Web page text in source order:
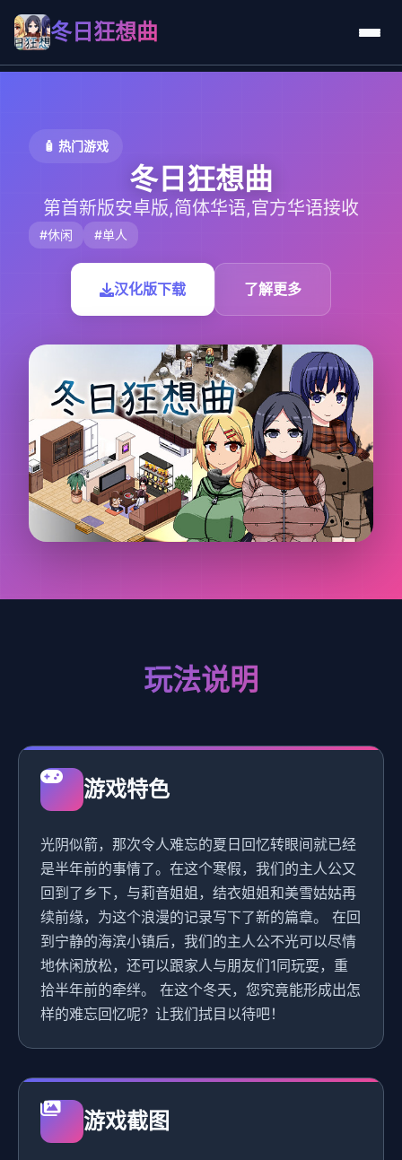
冬日狂想曲
🧴 热门游戏
冬日狂想曲
第首新版安卓版,简体华语,官方华语接收
#休闲 #单人
汉化版下载 了解更多
玩法说明
游戏特色
光阴似箭，那次令人难忘的夏日回忆转眼间就已经
是半年前的事情了。在这个寒假，我们的主人公又
回到了乡下，与莉音姐姐，结衣姐姐和美雪姑姑再
续前缘，为这个浪漫的记录写下了新的篇章。 在回
到宁静的海滨小镇后，我们的主人公不光可以尽情
地休闲放松，还可以跟家人与朋友们1同玩耍，重
拾半年前的牵绊。 在这个冬天，您究竟能形成出怎
样的难忘回忆呢？让我们拭目以待吧！
游戏截图